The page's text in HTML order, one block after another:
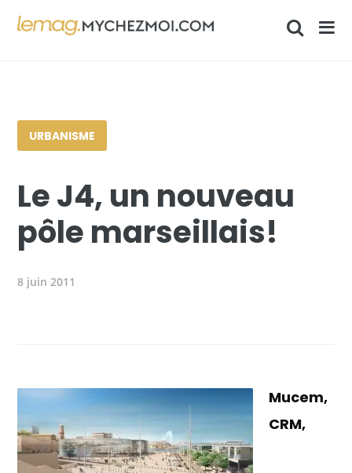
URBANISME
Le J4, un nouveau
pôle marseillais!
8 juin 2011
Mucem,
CRM,